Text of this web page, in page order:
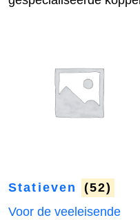
Statieven
(52)
Voor de veeleisende